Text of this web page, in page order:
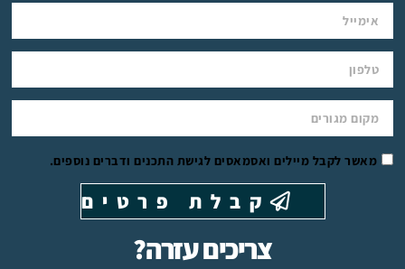
מאשר לקבל מיילים ואסמאסים לגישת התכנים ודברים נוספים.
קבלת פרטים
צריכים עזרה?